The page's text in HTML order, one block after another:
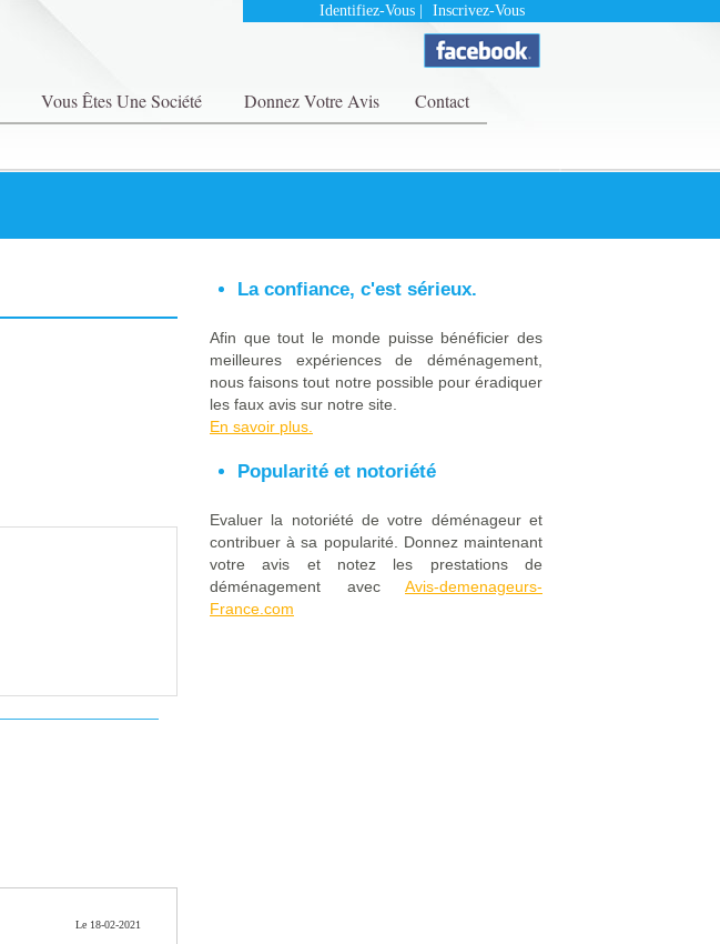
Identifiez-Vous Inscrivez-Vous
Vous Êtes Une Société Donnez Votre Avis Contact
Le 18-02-2021
La confiance, c'est sérieux.
Afin que tout le monde puisse bénéficier des
meilleures expériences de déménagement,
nous faisons tout notre possible pour éradiquer
les faux avis sur notre site.
En savoir plus.
Popularité et notoriété
Evaluer la notoriété de votre déménageur et
contribuer à sa popularité. Donnez maintenant
votre avis et notez les prestations de
déménagement avec Avis-demenageurs-
France.com